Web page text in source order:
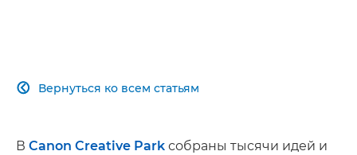
Вернуться ко всем статьям

В Canon Creative Park собраны тысячи идей и